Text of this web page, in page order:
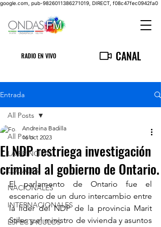
google.com, pub-9826011386271019, DIRECT, f08c47fec0942fa0
RADIO EN VIVO CANAL
Entrada
All Posts
LA PRINCIPAL
LOCALES
NACIONALES
INTERNACIONALES
ESPECTACULOS
All Posts
El NDP restriega investigación
criminal al gobierno de Ontario.
Andreina Badilla
16 oct 2023
El parlamento de Ontario fue el
escenario de un duro intercambio entre
la líder del NDP de la provincia Marit
Stiles y el ministro de vivienda y asuntos